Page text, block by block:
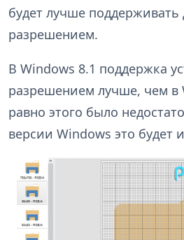
будет лучше
разрешением.
В Windows 8.1 поддержка
разрешением лучше, чем в
равно этого было
версии Windows это будет